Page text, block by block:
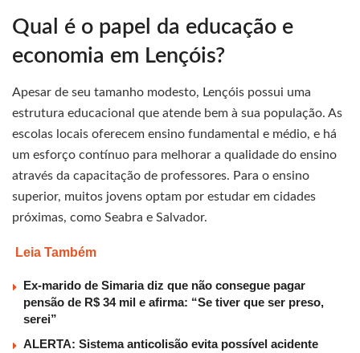
Qual é o papel da educação e
economia em Lençóis?
Apesar de seu tamanho modesto, Lençóis possui uma
estrutura educacional que atende bem à sua população. As
escolas locais oferecem ensino fundamental e médio, e há
um esforço contínuo para melhorar a qualidade do ensino
através da capacitação de professores. Para o ensino
superior, muitos jovens optam por estudar em cidades
próximas, como Seabra e Salvador.
Leia Também
Ex-marido de Simaria diz que não consegue pagar
pensão de R$ 34 mil e afirma: “Se tiver que ser preso,
serei”
ALERTA: Sistema anticolisão evita possível acidente